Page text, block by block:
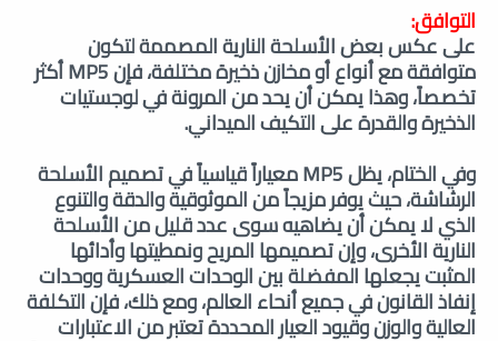
التوافق:
على عكس بعض الأسلحة النارية المصممة لتكون
متوافقة مع أنواع أو مخازن ذخيرة مختلفة، فإن MP5 أكثر
تخصصاً، وهذا يمكن أن يحد من المرونة في لوجستيات
الذخيرة والقدرة على التكيف الميداني.
وفي الختام، يظل MP5 معياراً قياسياً في تصميم الأسلحة
الرشاشة، حيث يوفر مزيجاً من الموثوقية والدقة والتنوع
الذي لا يمكن أن يضاهيه سوى عدد قليل من الأسلحة
النارية الأخرى، وإن تصميمها المريح ونمطيتها وأدائها
المثبت يجعلها المفضلة بين الوحدات العسكرية ووحدات
إنفاذ القانون في جميع أنحاء العالم، ومع ذلك، فإن التكلفة
العالية والوزن وقيود العيار المحددة تعتبر من الاعتبارات